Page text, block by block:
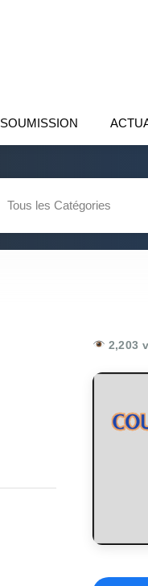
SOUMISSION
Tous les Catégories
2,203